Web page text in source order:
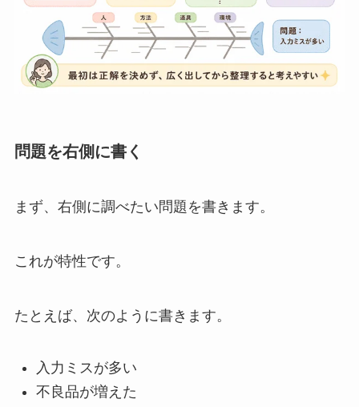
問題を右側に書く
まず、右側に調べたい問題を書きます。
これが特性です。
たとえば、次のように書きます。
入力ミスが多い
不良品が増えた